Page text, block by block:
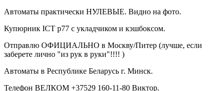
Автоматы практически НУЛЕВЫЕ. Видно на фото.
Купюрник ICT p77 с укладчиком и кэшбоксом.
Отправлю ОФИЦИАЛЬНО в Москву/Питер (лучше, если
заберете лично "из рук в руки"!!!! )
Автоматы в Республике Беларусь г. Минск.
Телефон ВЕЛКОМ +37529 160-11-80 Виктор.